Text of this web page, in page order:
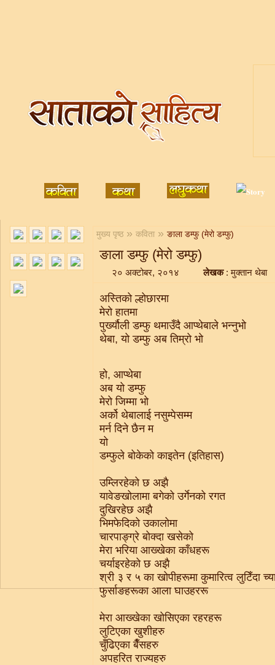
मुख्य पृष्ठ » कविता » ङाला डम्फु (मेरो डम्फु)
ङाला डम्फु (मेरो डम्फु)
२० अक्टोबर, २०१४ लेखक: मुक्तान थेबा
अस्तिको ल्होछारमा
मेरो हातमा
पुर्ख्यौली डम्फु थमाउँदै आप्थेबाले भन्नुभो
थेबा, यो डम्फु अब तिम्रो भो
हो, आप्थेबा
अब यो डम्फु
मेरो जिम्मा भो
अर्को थेबालाई नसुम्पेसम्म
मर्न दिने छैन म
यो
डम्फुले बोकेको काइतेन (इतिहास)
उम्लिरहेको छ अझै
यावेङखोलामा बगेको उर्गेनको रगत
दुखिरहेछ अझै
भिमफेदिको उकालोमा
चारपाङ्ग्रे बोक्दा खसेको
मेरा भरिया आख्खेका काँधहरू
चर्याइरहेको छ अझै
श्री ३ र ५ का खोपीहरूमा कुमारित्व लुटिँदा
फुर्साङहरूका आला घाउहररू
मेरा आख्खेका खोसिएका रहरहरू
लुटिएका खुशीहरु
चुँढिएका बैँसहरु
अपहरित राज्यहरु